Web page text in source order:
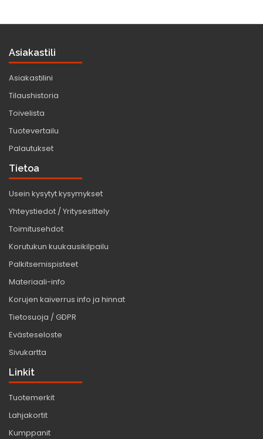
Asiakastili
Asiakastilini
Tilaushistoria
Toivelista
Tuotevertailu
Palautukset
Tietoa
Usein kysytyt kysymykset
Yhteystiedot / Yritysesittely
Toimitusehdot
Korutukun kuukausikilpailu
Palkitsemispisteet
Materiaali-info
Korujen kaiverrus info ja hinnat
Tietosuoja / GDPR
Evästeseloste
Sivukartta
Linkit
Tuotemerkit
Lahjakortit
Kumppanit